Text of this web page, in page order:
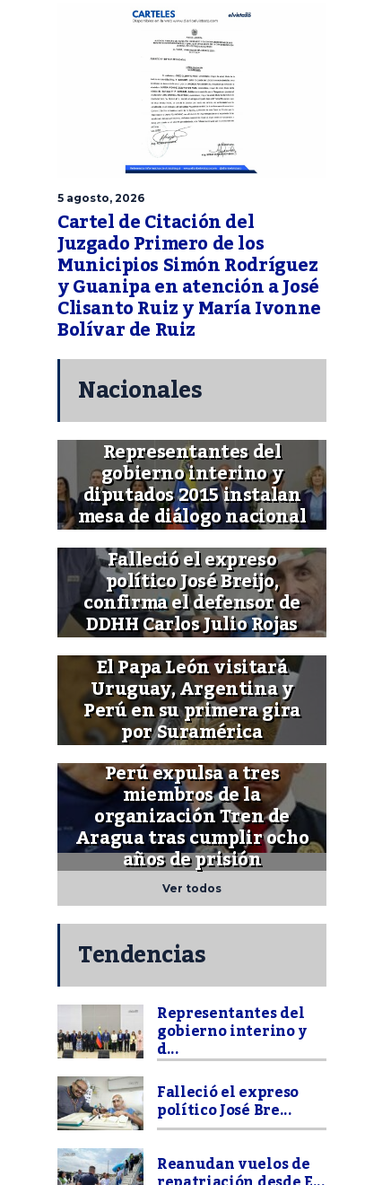
5 agosto, 2026
Cartel de Citación del
Juzgado Primero de los
Municipios Simón Rodríguez
y Guanipa en atención a José
Clisanto Ruiz y María Ivonne
Bolívar de Ruiz
Nacionales
Representantes del
gobierno interino y
diputados 2015 instalan
mesa de diálogo nacional
Falleció el expreso
político José Breijo,
confirma el defensor de
DDHH Carlos Julio Rojas
El Papa León visitará
Uruguay, Argentina y
Perú en su primera gira
por Suramérica
Perú expulsa a tres
miembros de la
organización Tren de
Aragua tras cumplir ocho
años de prisión
Ver todos
Tendencias
Representantes del
gobierno interino y
d...
Falleció el expreso
político José Bre...
Reanudan vuelos de